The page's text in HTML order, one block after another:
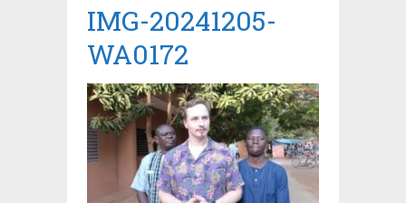
IMG-20241205-
WA0172